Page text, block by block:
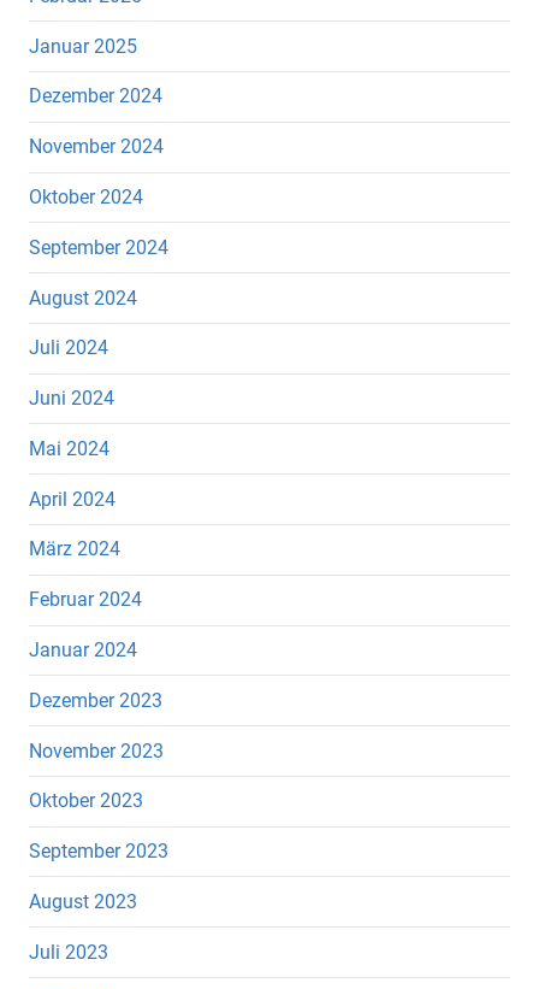
Januar 2025
Dezember 2024
November 2024
Oktober 2024
September 2024
August 2024
Juli 2024
Juni 2024
Mai 2024
April 2024
März 2024
Februar 2024
Januar 2024
Dezember 2023
November 2023
Oktober 2023
September 2023
August 2023
Juli 2023